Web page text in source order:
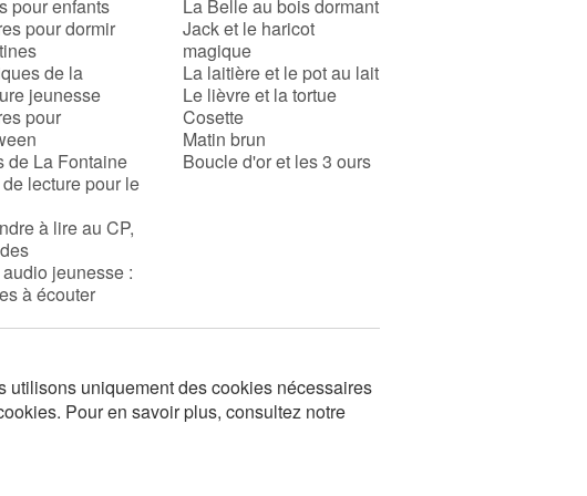
pour enfants
pour dormir
de la
jeunesse
pour
de La Fontaine
lecture pour le
à lire au CP,
jeunesse :
à écouter
La Belle au bois dormant
Jack et le haricot
magique
La laitière et le pot au lait
Le lièvre et la tortue
Cosette
Matin brun
Boucle d'or et les 3 ours
uniquement des cookies nécessaires
Pour en savoir plus, consultez notre